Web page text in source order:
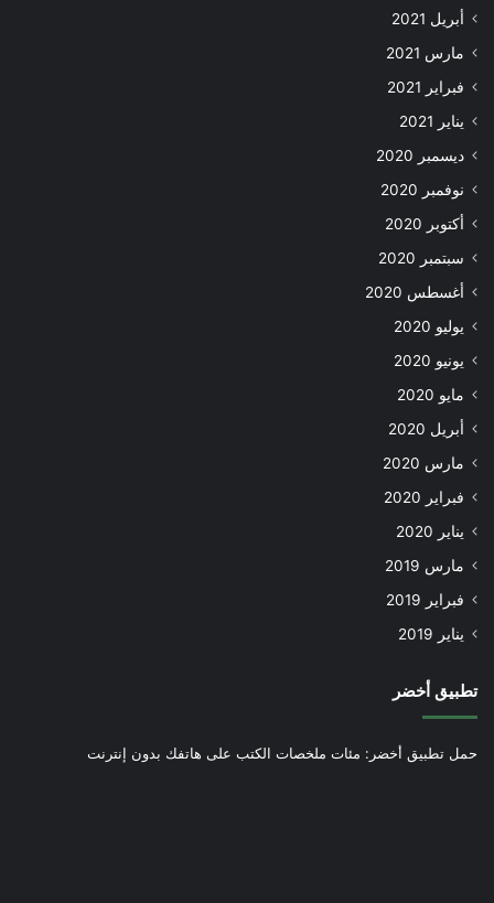
أبريل 2021
مارس 2021
فبراير 2021
يناير 2021
ديسمبر 2020
نوفمبر 2020
أكتوبر 2020
سبتمبر 2020
أغسطس 2020
يوليو 2020
يونيو 2020
مايو 2020
أبريل 2020
مارس 2020
فبراير 2020
يناير 2020
مارس 2019
فبراير 2019
يناير 2019
تطبيق أخضر
حمل تطبيق أخضر: مئات ملخصات الكتب على هاتفك بدون إنترنت